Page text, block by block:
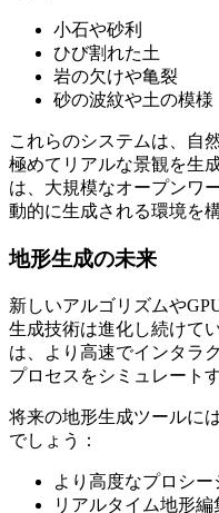
小石や砂利
ひび割れた土
岩の欠けや亀裂
砂の波紋や土の模様
これらのシステムは、自
極めてリアルな景観を生
は、大規模なオープンワ
動的に生成される環境を
地形生成の未来
新しいアルゴリズムや
生成技術は進化し続けて
は、より高速でインタラ
プロセスをシミュレート
将来の地形生成ツールに
でしょう：
より高度なプロシ
リアルタイム地形編